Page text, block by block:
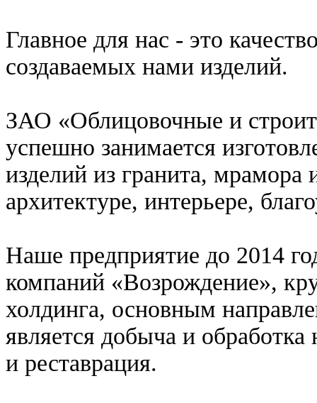
Главное для нас - это
создаваемых нами изделий.
ЗАО «Облицовочные и
успешно занимается
изделий из гранита,
архитектуре, интерьере,
Наше предприятие до 2014
компаний «Возрождение»,
холдинга, основным
является добыча и обработка
и реставрация.